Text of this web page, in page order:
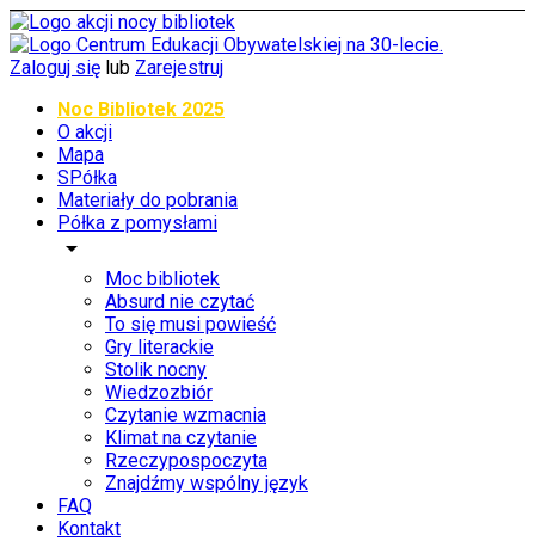
Zaloguj się lub Zarejestruj
Noc Bibliotek 2025
O akcji
Mapa
SPółka
Materiały do pobrania
Półka z pomysłami
arrow_drop_down
Moc bibliotek
Absurd nie czytać
To się musi powieść
Gry literackie
Stolik nocny
Wiedzozbiór
Czytanie wzmacnia
Klimat na czytanie
Rzeczypospoczyta
Znajdźmy wspólny język
FAQ
Kontakt